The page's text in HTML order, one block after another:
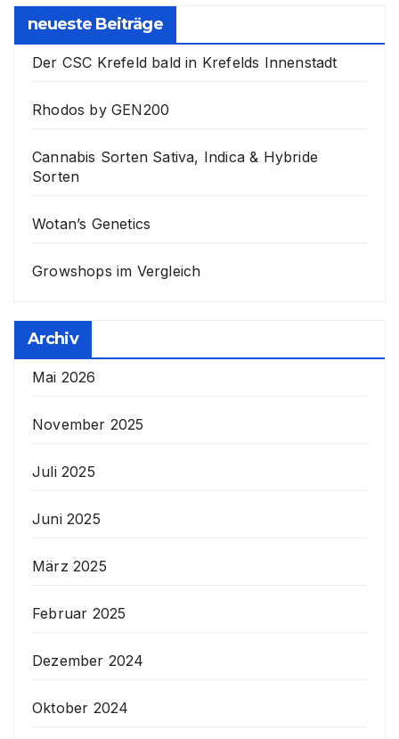
neueste Beiträge
Der CSC Krefeld bald in Krefelds Innenstadt
Rhodos by GEN200
Cannabis Sorten Sativa, Indica & Hybride
Sorten
Wotan’s Genetics
Growshops im Vergleich
Archiv
Mai 2026
November 2025
Juli 2025
Juni 2025
März 2025
Februar 2025
Dezember 2024
Oktober 2024